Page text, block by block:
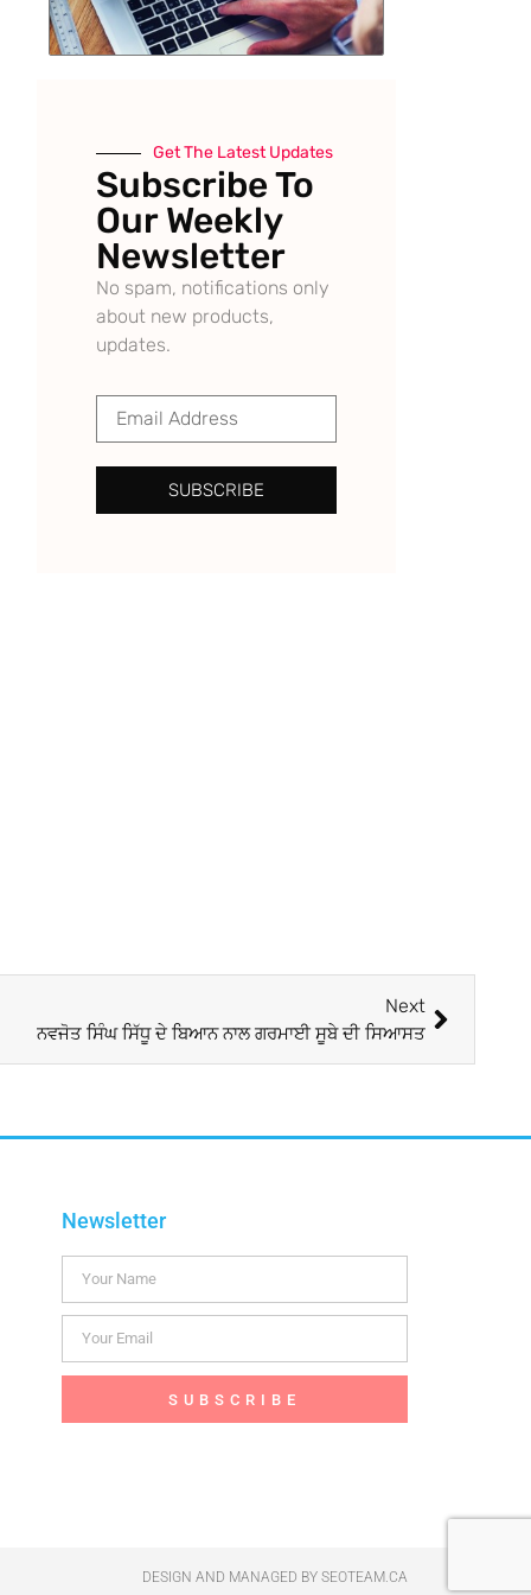
Get The Latest Updates
Subscribe To
Our Weekly
Newsletter
No spam, notifications only
about new products,
updates.
SUBSCRIBE
Next
ਨਵਜੋਤ ਸਿੰਘ ਸਿੱਧੂ ਦੇ ਬਿਆਨ ਨਾਲ ਗਰਮਾਈ ਸੂਬੇ ਦੀ ਸਿਆਸਤ
Newsletter
SUBSCRIBE
DESIGN AND MANAGED BY SEOTEAM.CA